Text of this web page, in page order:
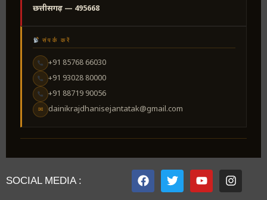
छत्तीसगढ़ — 495668
संपर्क करें
+91 85768 66030
+91 93028 80000
+91 88719 90056
✉ dainikrajdhanisejantatak@gmail.com
SOCIAL MEDIA :